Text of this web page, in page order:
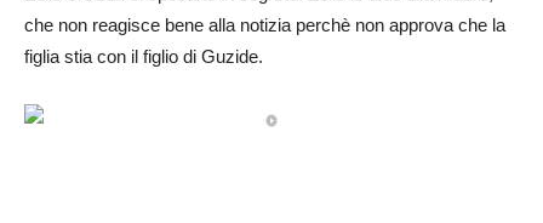
che non reagisce bene alla notizia perchè non approva che la
figlia stia con il figlio di Guzide.